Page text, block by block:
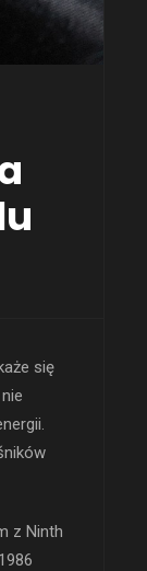
się
z Ninth